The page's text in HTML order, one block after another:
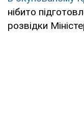
нібито
розвідки